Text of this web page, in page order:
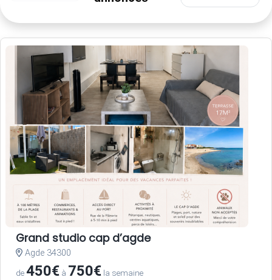
Grand studio cap d’agde
Agde 34300
de450€ à 750€ la semaine